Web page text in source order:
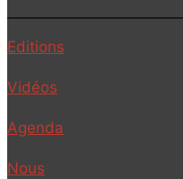
Editions
Vidéos
Agenda
Nous